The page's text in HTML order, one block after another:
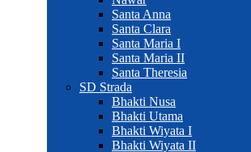
Santa Anna
Santa Clara
Santa Maria I
Santa Maria II
Santa Theresia
SD Strada
Bhakti Nusa
Bhakti Utama
Bhakti Wiyata I
Bhakti Wiyata II